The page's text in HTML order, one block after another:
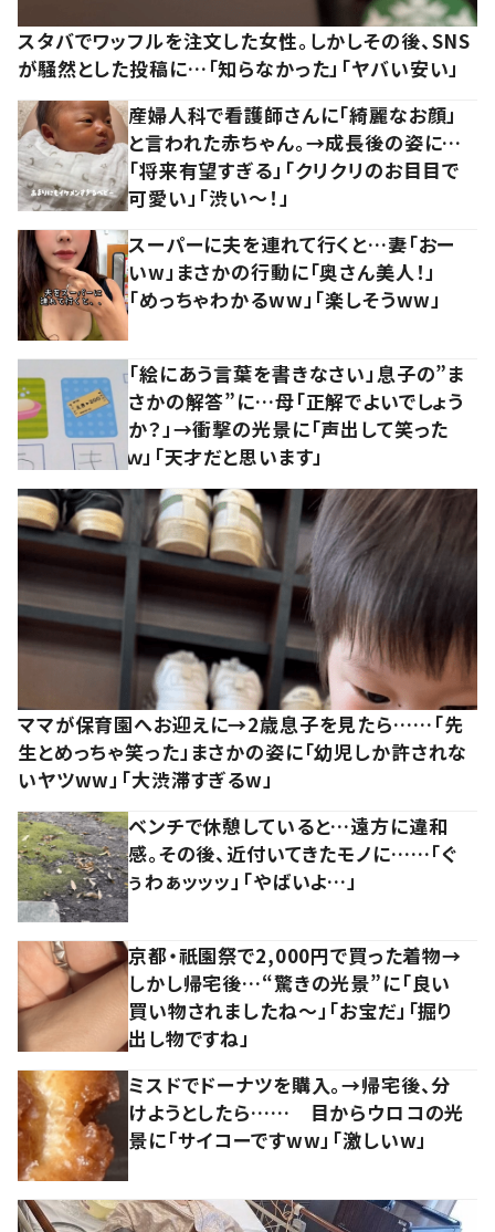
スタバでワッフルを注文した女性。しかしその後、SNS
が騒然とした投稿に…「知らなかった」「ヤバい安い」
産婦人科で看護師さんに「綺麗なお顔」
と言われた赤ちゃん。→成長後の姿に…
「将来有望すぎる」「クリクリのお目目で
可愛い」「渋い～！」
スーパーに夫を連れて行くと…妻「おー
いw」まさかの行動に「奥さん美人！」
「めっちゃわかるww」「楽しそうww」
「絵にあう言葉を書きなさい」息子の”ま
さかの解答”に…母「正解でよいでしょう
か？」→衝撃の光景に「声出して笑った
ｗ」「天才だと思います」
ママが保育園へお迎えに→2歳息子を見たら……「先
生とめっちゃ笑った」まさかの姿に「幼児しか許されな
いヤツww」「大渋滞すぎるw」
ベンチで休憩していると…遠方に違和
感。その後、近付いてきたモノに……「ぐ
ぅわぁッッッ」「やばいよ…」
京都・祇園祭で2,000円で買った着物→
しかし帰宅後…“驚きの光景”に「良い
買い物されましたね～」「お宝だ」「掘り
出し物ですね」
ミスドでドーナツを購入。→帰宅後、分
けようとしたら…… 目からウロコの光
景に「サイコーですww」「激しいw」